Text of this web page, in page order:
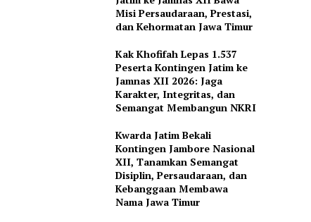
Misi Persaudaraan, Prestasi,
dan Kehormatan Jawa Timur
Kak Khofifah Lepas 1.537
Peserta Kontingen Jatim ke
Jamnas XII 2026: Jaga
Karakter, Integritas, dan
Semangat Membangun NKRI
Kwarda Jatim Bekali
Kontingen Jambore Nasional
XII, Tanamkan Semangat
Disiplin, Persaudaraan, dan
Kebanggaan Membawa
Nama Jawa Timur